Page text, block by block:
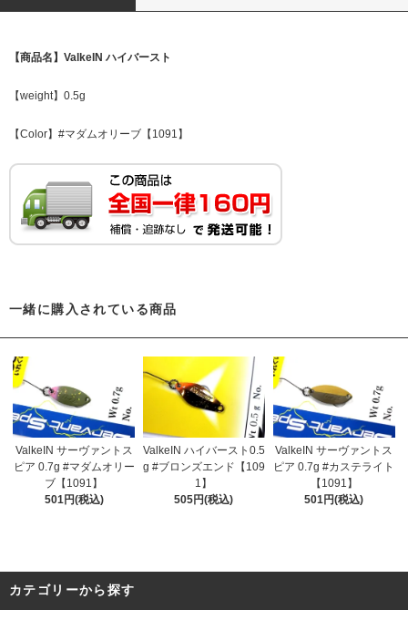
【商品名】ValkeIN ハイバースト
【weight】0.5g
【Color】#マダムオリーブ【1091】
一緒に購入されている商品
ValkeIN サーヴァントス
ピア 0.7g #マダムオリー
ブ【1091】
501円(税込)
ValkeIN ハイバースト0.5
g #ブロンズエンド【109
1】
505円(税込)
ValkeIN サーヴァントス
ピア 0.7g #カステライト
【1091】
501円(税込)
カテゴリーから探す